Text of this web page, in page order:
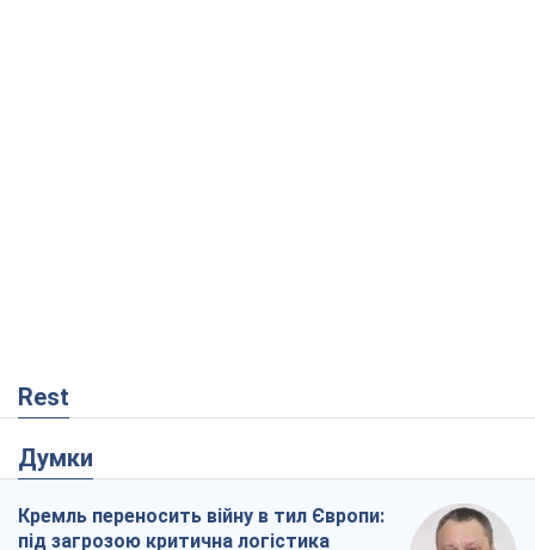
Rest
Думки
Кремль переносить війну в тил Європи:
під загрозою критична логістика